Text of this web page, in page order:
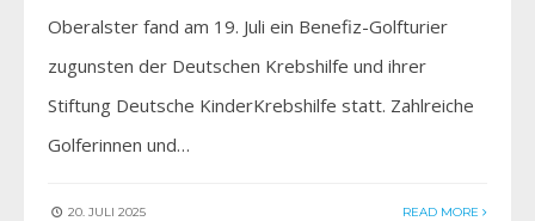
Oberalster fand am 19. Juli ein Benefiz-Golfturier
zugunsten der Deutschen Krebshilfe und ihrer
Stiftung Deutsche KinderKrebshilfe statt. Zahlreiche
Golferinnen und…
20. JULI 2025 READ MORE